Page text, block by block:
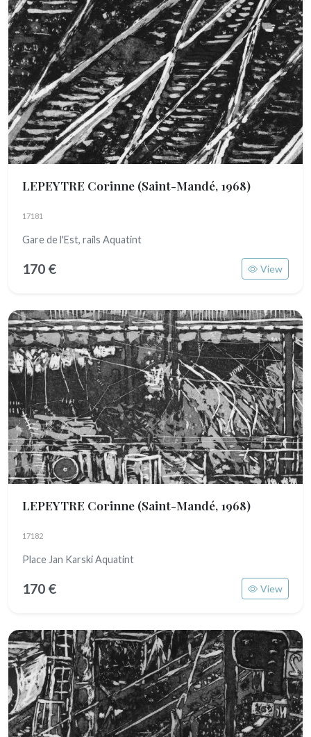
LEPEYTRE Corinne (Saint-Mandé, 1968)
17181
Gare de l'Est, rails Aquatint
170 € View
LEPEYTRE Corinne (Saint-Mandé, 1968)
17182
Place Jan Karski Aquatint
170 € View